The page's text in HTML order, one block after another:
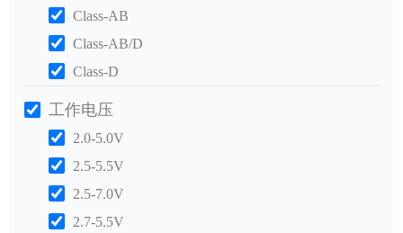
Class-AB
Class-AB/D
Class-D
工作电压
2.0-5.0V
2.5-5.5V
2.5-7.0V
2.7-5.5V